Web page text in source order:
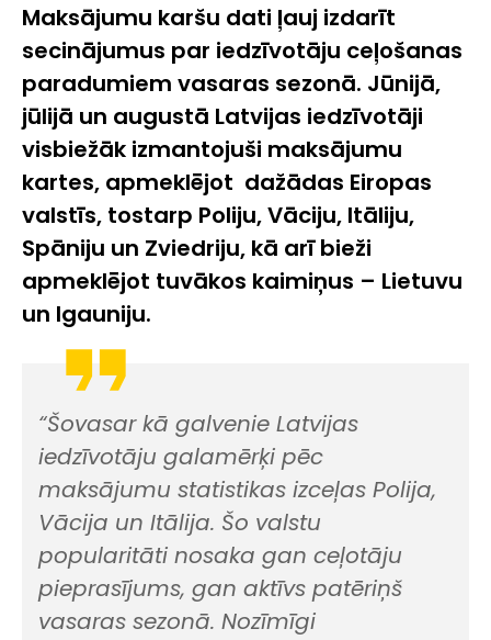
Maksājumu karšu dati ļauj izdarīt
secinājumus par iedzīvotāju ceļošanas
paradumiem vasaras sezonā. Jūnijā,
jūlijā un augustā Latvijas iedzīvotāji
visbiežāk izmantojuši maksājumu
kartes, apmeklējot dažādas Eiropas
valstīs, tostarp Poliju, Vāciju, Itāliju,
Spāniju un Zviedriju, kā arī bieži
apmeklējot tuvākos kaimiņus – Lietuvu
un Igauniju.
“Šovasar kā galvenie Latvijas
iedzīvotāju galamērķi pēc
maksājumu statistikas izceļas Polija,
Vācija un Itālija. Šo valstu
popularitāti nosaka gan ceļotāju
pieprasījums, gan aktīvs patēriņš
vasaras sezonā. Nozīmīgi